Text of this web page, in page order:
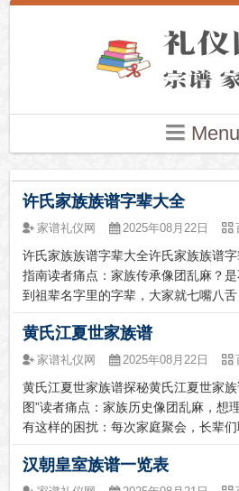
Menu
许氏家族族谱字辈大全
家谱礼仪网 2025年08月22日
许氏家族族谱字辈大全许氏家族族谱
指南读者痛点：家族传承像团乱麻？
到祖辈名字里的字辈，大家就七嘴八
族谱干瞪眼，完全无从下手。又或者，
名字的时候，为了遵...
黄氏江夏世家族谱
家谱礼仪网 2025年08月22日
黄氏江夏世家族谱探秘黄氏江夏世家
图”读者痛点：家族历史像团乱麻，想
有这样的困扰：每次家庭聚会，长辈
重点。想深入了解家族的起源、发展，
更不知道去哪里能...
汉朝皇室族谱一览表